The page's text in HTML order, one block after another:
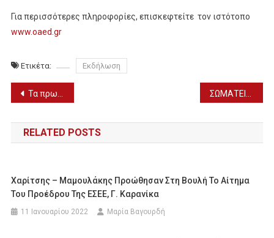
Για περισσότερες πληροφορίες, επισκεφτείτε τον ιστότοπο
www.oaed.gr
Ετικέτα: Εκδήλωση
Πλοήγηση
άρθρων
Τα πρωτοσέλιδα των αθλητικών εφημερίδων
RELATED POSTS
Χαρίτσης – Μαμουλάκης Προώθησαν Στη Βουλή Το Αίτημα
Του Προέδρου Της ΕΣΕΕ, Γ. Καρανίκα
11 Ιανουαρίου 2022 Μαρία Βαγουρδή